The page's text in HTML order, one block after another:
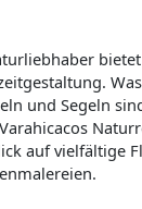
und Segeln
auf vielfältige